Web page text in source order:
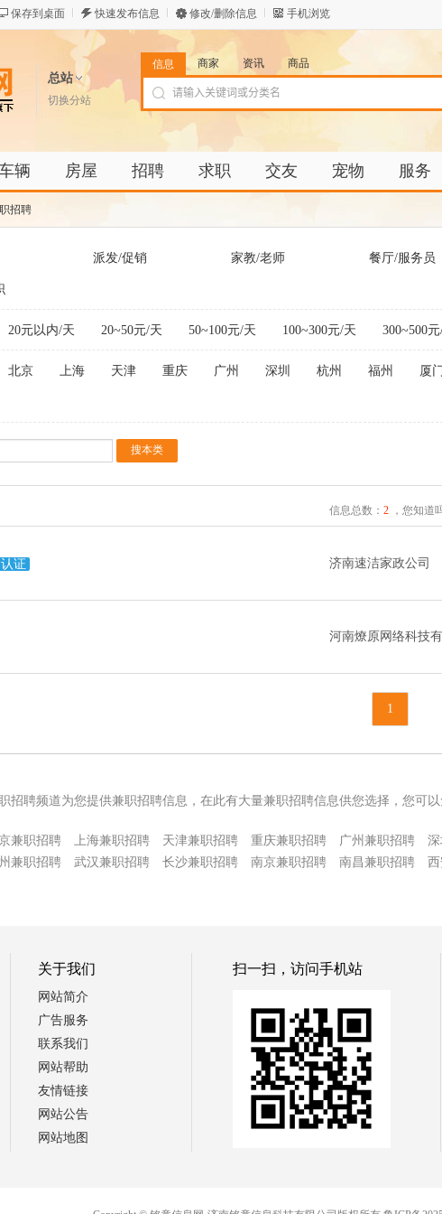
保存到桌面 快速发布信息 修改/删除信息 手机浏览
总站
切换分站
信息 商家 资讯 商品
辆 房屋 招聘 求职 交友 宠物 服务
招聘
派发/促销 家教/老师 餐厅/服务员
20元以内/天 20~50元/天 50~100元/天 100~300元/天 300~500
北京 上海 天津 重庆 广州 深圳 杭州 福州 厦门
信息总数： 2，您知道
认证 济南速洁家政公司
河南燎原网络科技
1
招聘频道为您提供兼职招聘信息，在此有大量兼职招聘信息供您选择，您可以
兼职招聘 上海兼职招聘 天津兼职招聘 重庆兼职招聘 广州兼职招聘
兼职招聘
武汉兼职招聘 长沙兼职招聘 南京兼职招聘 南昌兼职招聘
关于我们
网站简介
广告服务
联系我们
网站帮助
友情链接
网站公告
网站地图
扫一扫，访问手机站